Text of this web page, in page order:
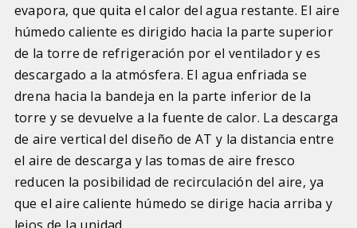
evapora, que quita el calor del agua restante. El aire
húmedo caliente es dirigido hacia la parte superior
de la torre de refrigeración por el ventilador y es
descargado a la atmósfera. El agua enfriada se
drena hacia la bandeja en la parte inferior de la
torre y se devuelve a la fuente de calor. La descarga
de aire vertical del diseño de AT y la distancia entre
el aire de descarga y las tomas de aire fresco
reducen la posibilidad de recirculación del aire, ya
que el aire caliente húmedo se dirige hacia arriba y